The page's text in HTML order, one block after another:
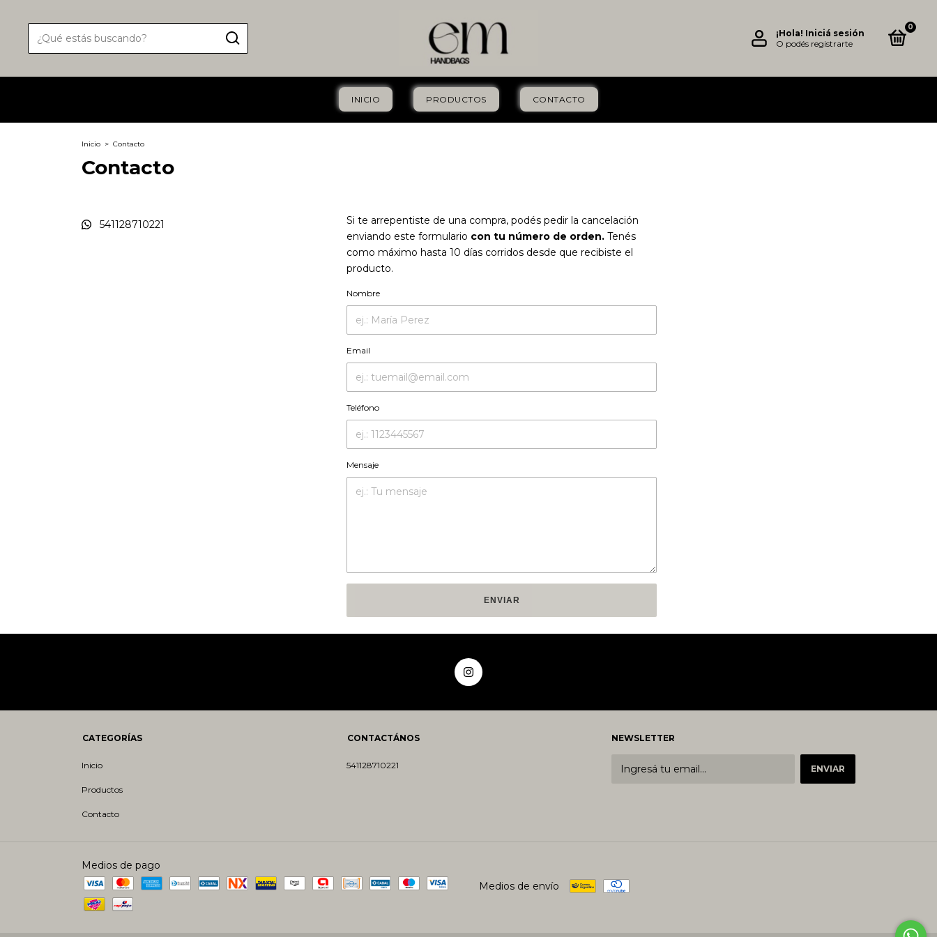
¡Hola! Iniciá sesión
O podés registrarte
0
INICIO PRODUCTOS CONTACTO
Inicio > Contacto
Contacto
541128710221
Si te arrepentiste de una compra, podés pedir la cancelación
enviando este formulario con tu número de orden. Tenés
como máximo hasta 10 días corridos desde que recibiste el
producto.
Nombre
Email
Teléfono
Mensaje
ENVIAR
CATEGORÍAS
Inicio
Productos
Contacto
CONTACTÁNOS
541128710221
NEWSLETTER
Medios de pago
Medios de envío